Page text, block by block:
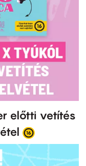
előtti vetítés